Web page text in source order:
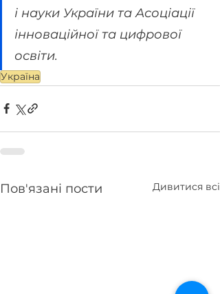
і науки України та Асоціації
інноваційної та цифрової
освіти.
Україна
Пов'язані пости Дивитися всі